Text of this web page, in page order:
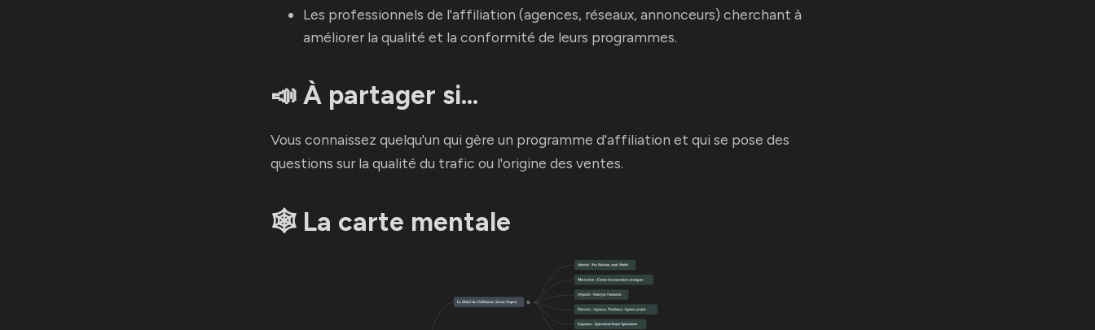
Les professionnels de l'affiliation (agences, réseaux, annonceurs) cherchant à
améliorer la qualité et la conformité de leurs programmes.
📣 À partager si…
Vous connaissez quelqu'un qui gère un programme d'affiliation et qui se pose des
questions sur la qualité du trafic ou l'origine des ventes.
🕸️ La carte mentale